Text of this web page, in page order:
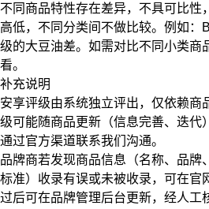
不同商品特性存在差异，不具可比性
高低，不同分类间不做比较。例如：
级的大豆油差。如需对比不同小类商
看。
补充说明
安享评级由系统独立评出，仅依赖商
级可能随商品更新（信息完善、迭代
通过官方渠道联系我们沟通。
品牌商若发现商品信息（名称、品牌
标准）收录有误或未被收录，可在官
过后可在品牌管理后台更新，经人工